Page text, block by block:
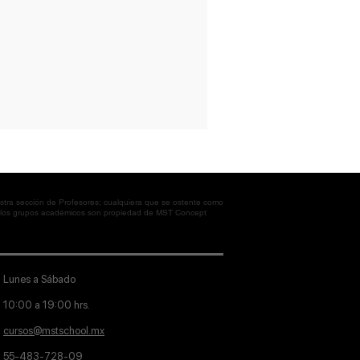
sección de Profesores; cualquiera que se ostente como
grupos académicos son propiedad de MST Concept
Lunes a Sábado
10:00 a 19:00 hrs.
cursos@mstschool.mx
55-483-728-09